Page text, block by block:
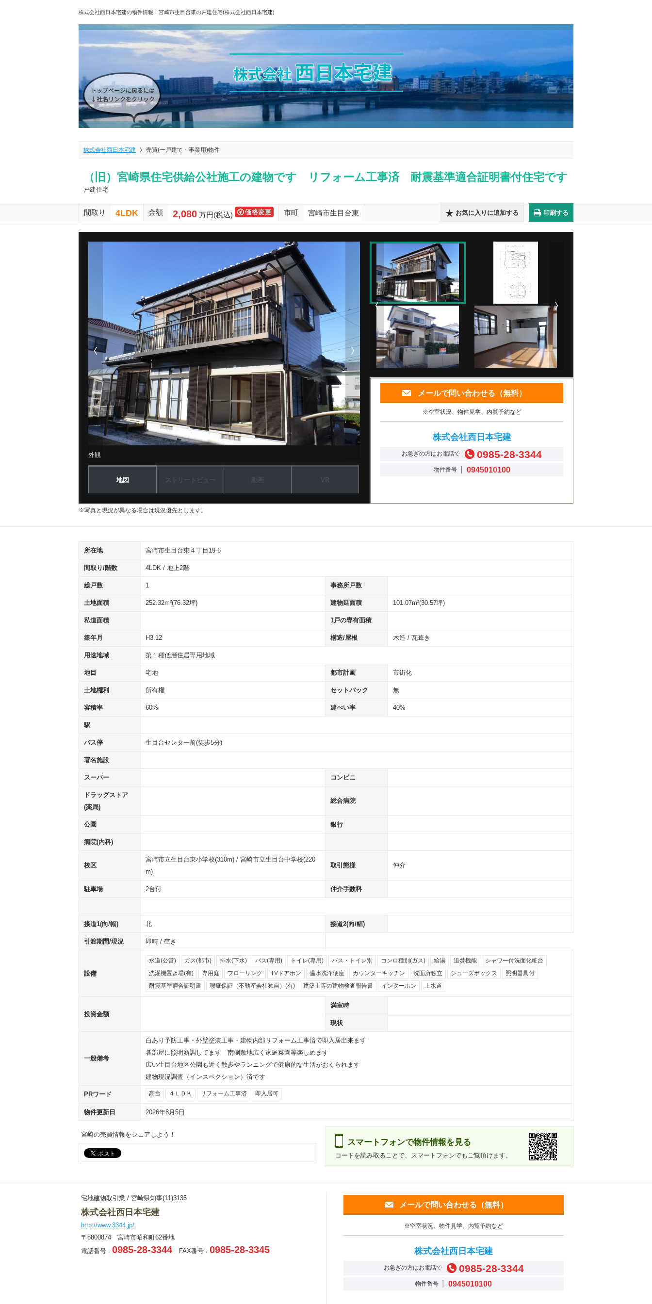
株式会社西日本宅建の物件情報！宮崎市生目台東の戸建住宅(株式会社西日本宅建)
株式会社西日本宅建 売買(一戸建て・事業用)物件
（旧）宮崎県住宅供給公社施工の建物です リフォーム工事済 耐震基準適合証明書付住宅です
戸建住宅
間取り 4LDK 金額 2,080万円(税込) 市町 宮崎市生目台東 お気に入りに追加する 印刷する
メールで問い合わせる（無料）
※空室状況、物件見学、内覧予約など
株式会社西日本宅建
お急ぎの方はお電話で 0985-28-3344
物件番号 │ 0945010100
前の物件画像 次の物件画像
外観
地図
※写真と現況が異なる場合は現況優先とします。
所在地 宮崎市生目台東４丁目19-6
間取り/階数 4LDK / 地上2階
総戸数 1 事務所戸数
土地面積 252.32m²(76.32坪) 建物延面積 101.07m²(30.57坪)
私道面積 1戸の専有面積
築年月 H3.12 構造/屋根 木造 / 瓦葺き
用途地域 第１種低層住居専用地域
地目 宅地 都市計画 市街化
土地権利 所有権 セットバック 無
容積率 60% 建ぺい率 40%
駅
バス停 生目台センター前(徒歩5分)
著名施設
スーパー コンビニ
ドラッグストア
(薬局)
総合病院
公園 銀行
病院(内科)
校区
宮崎市立生目台東小学校(310m) / 宮崎市立生目台中学校(220
m)
取引態様 仲介
駐車場 2台付 仲介手数料
接道1(向/幅) 北 接道2(向/幅)
引渡期間/現況 即時 / 空き
設備
水道(公営) ガス(都市) 排水(下水) バス(専用) トイレ(専用) バス・トイレ別 コンロ種別(ガス) 給湯 追焚機能 シャワー付洗面化粧台
洗濯機置き場(有) 専用庭 フローリング TVドアホン 温水洗浄便座 カウンターキッチン 洗面所独立 シューズボックス 照明器具付
耐震基準適合証明書 瑕疵保証（不動産会社独自）(有) 建築士等の建物検査報告書 インターホン 上水道
投資金額
満室時
現状
一般備考
白あり予防工事・外壁塗装工事・建物内部リフォーム工事済で即入居出来ます
各部屋に照明新調してます 南側敷地広く家庭菜園等楽しめます
広い生目台地区公園も近く散歩やランニングで健康的な生活がおくられます
建物現況調査（インスペクション）済です
PRワード 高台 ４ＬＤＫ リフォーム工事済 即入居可
物件更新日 2026年8月5日
宮崎の売買情報をシェアしよう！
スマートフォンで物件情報を見る
コードを読み取ることで、スマートフォンでもご覧頂けます。
宅地建物取引業 / 宮崎県知事(11)3135
株式会社西日本宅建
http://www.3344.jp/
〒8800874 宮崎市昭和町62番地
電話番号 : 0985-28-3344 FAX番号 : 0985-28-3345
メールで問い合わせる（無料）
※空室状況、物件見学、内覧予約など
株式会社西日本宅建
お急ぎの方はお電話で 0985-28-3344
物件番号 │ 0945010100